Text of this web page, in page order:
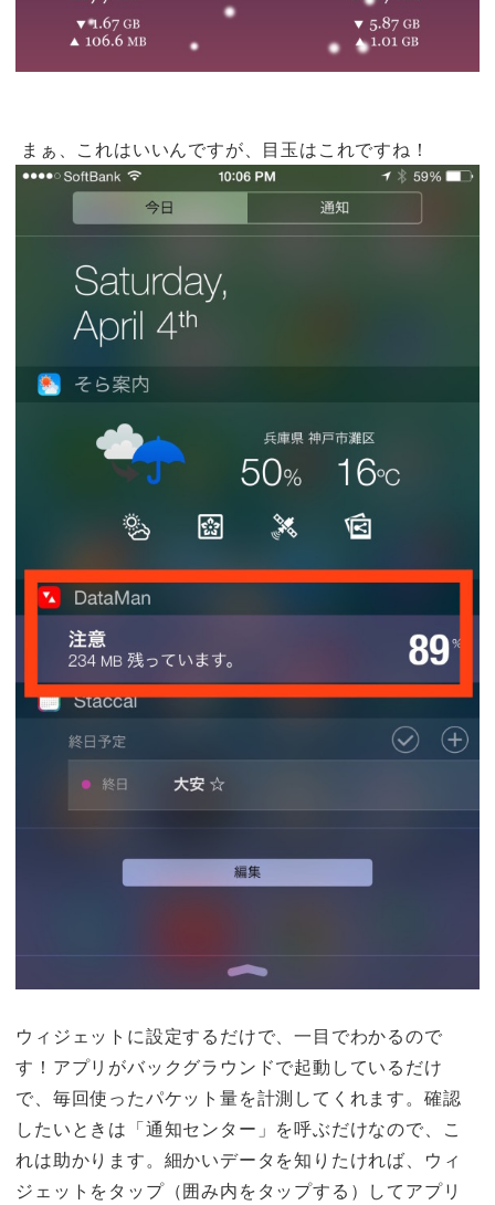
まぁ、これはいいんですが、目玉はこれですね！
ウィジェットに設定するだけで、一目でわかるので
す！ アプリがバックグラウンドで起動しているだけ
で、毎回使ったパケット量を計測してくれます。確認
したいときは「通知センター」を呼ぶだけなので、こ
れは助かります。細かいデータを知りたければ、ウィ
ジェットをタップ（囲み内をタップする）してアプリ